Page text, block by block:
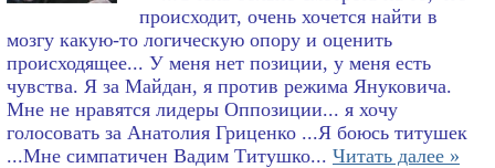
происходит, очень хочется найти в
мозгу какую-то логическую опору и оценить
происходящее... У меня нет позиции, у меня есть
чувства. Я за Майдан, я против режима Януковича.
Мне не нравятся лидеры Оппозиции... я хочу
голосовать за Анатолия Гриценко ...Я боюсь титушек
...Мне симпатичен Вадим Титушко... Читать далее »